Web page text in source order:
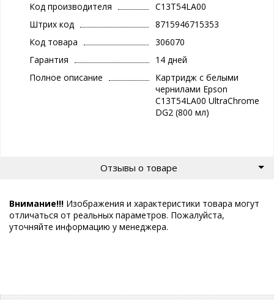
Код производителя
C13T54LA00
Штрих код
8715946715353
Код товара
306070
Гарантия
14 дней
Полное описание
Картридж с белыми
чернилами Epson
C13T54LA00 UltraChrome
DG2 (800 мл)
Отзывы о товаре
Внимание!!! Изображения и характеристики товара могут
отличаться от реальных параметров. Пожалуйста,
уточняйте информацию у менеджера.